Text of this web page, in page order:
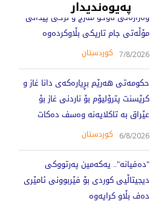
پەیوەندیدار
وەزارەتی ناوخۆ مەرج و نرخی پێدانی
مۆڵەتی جام تاریکی بڵاوکردەوە
7/8/2026 کوردستان
حکومەتی هەرێم بڕیارەکەی دانا غاز و
کرێسنت پترۆلیۆم بۆ ناردنی غاز بۆ
عێراق بە تاکلایەنە وەسف دەکات
6/8/2026 کوردستان
"دەفیانە".. یەکەمین پەرتووکی
دیجیتاڵیی کوردی بۆ فێربوونی ئامێری
دەف بڵاو کرایەوە